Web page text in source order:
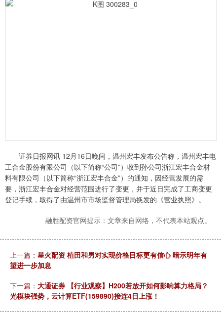
证券日报网讯 12月16日晚间，温州宏丰发布公告称，温州宏丰电
工合金股份有限公司（以下简称“公司”）收到孙公司浙江宏丰合金材
料有限公司（以下简称“浙江宏丰合金”）的通知，因经营发展的需
要，浙江宏丰合金对经营范围进行了变更，并于近日完成了工商变更
登记手续，取得了由温州市市场监督管理局换发的《营业执照》。
融胜配资官网提示：文章来自网络，不代表本站观点。
上一篇： 星火配资 植田和男对实现价格目标更有信心 暗示明年有
望进一步加息
下一篇： 大通证券 【行业观察】H200若放开如何影响算力格局？
光模块强势，云计算ETF(159890)接连4日上涨！